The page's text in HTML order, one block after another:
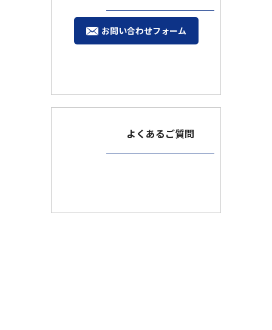
お問い合わせフォーム
よくあるご質問